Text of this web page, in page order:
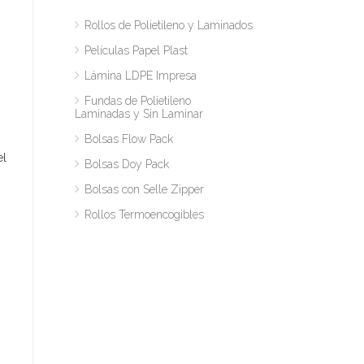
Rollos de Polietileno y Laminados
Películas Papel Plast
Lámina LDPE Impresa
Fundas de Polietileno
Laminadas y Sin Laminar
Bolsas Flow Pack
Bolsas Doy Pack
Bolsas con Selle Zipper
Rollos Termoencogibles